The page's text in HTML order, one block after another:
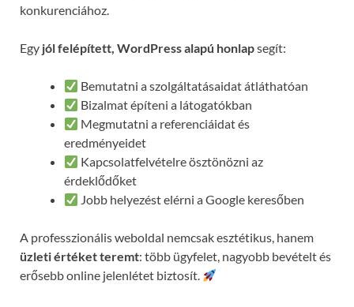
konkurenciához.
Egy jól felépített, WordPress alapú honlapsegít:
Bemutatni a szolgáltatásaidat átláthatóan
Bizalmat építeni a látogatókban
Megmutatni a referenciáidat és
eredményeidet
Kapcsolatfelvételre ösztönözni az
érdeklődőket
Jobb helyezést elérni a Google keresőben
A professzionális weboldal nemcsak esztétikus, hanem
üzleti értéket teremt: több ügyfelet, nagyobb bevételt és
erősebb online jelenlétet biztosít.